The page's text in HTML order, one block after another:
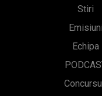
Stiri
Emisiuni
Echipa